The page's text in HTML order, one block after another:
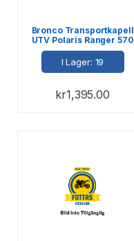
Bronco Transportkapell
UTV Polaris Ranger 570
900 1000
I Lager: 19
kr1,395.00